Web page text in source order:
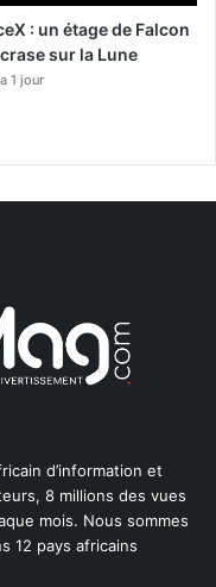
: un étage de Falcon
sur la Lune
1 jour
d’information et
8 millions des vues
mois. Nous sommes
12 pays africains